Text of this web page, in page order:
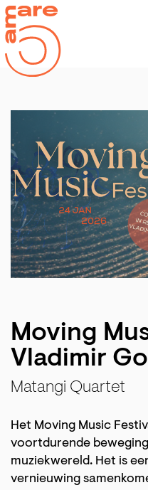
Moving
Vladimir
Matangi Quartet
Het Moving Music
voortdurende
muziekwereld. Het is
vernieuwing